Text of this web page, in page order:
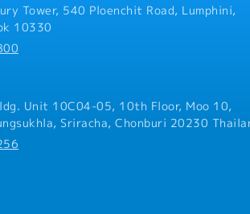
analyze and improve
production reports and
support management
production costs and reduce
Oversee the maintenance of
Ensure compliance with ISO
management system
Tower, 540 Ploenchit Road, Lumphini,
10330
Unit 10C04-05, 10th Floor, Moo 10,
Sriracha, Chonburi 20230